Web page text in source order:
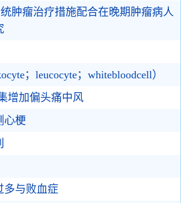
肿瘤治疗措施配合在晚期肿瘤病人
；leucocyte；whitebloodcell）
增加偏头痛中风
心梗
多与败血症